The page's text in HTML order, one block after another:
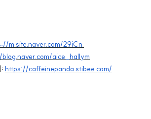
m.site.naver.com/29iCn
aice_hallym
https://caffeinepanda.stibee.com/